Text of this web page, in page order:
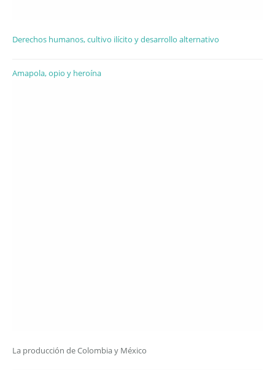
Derechos humanos, cultivo ilícito y desarrollo alternativo
Amapola, opio y heroína
La producción de Colombia y México